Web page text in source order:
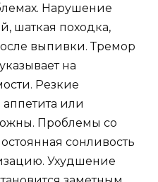
Нарушение
шаткая походка,
выпивки. Тремор
на
Резкие
или
Проблемы со
сонливость
Ухудшение